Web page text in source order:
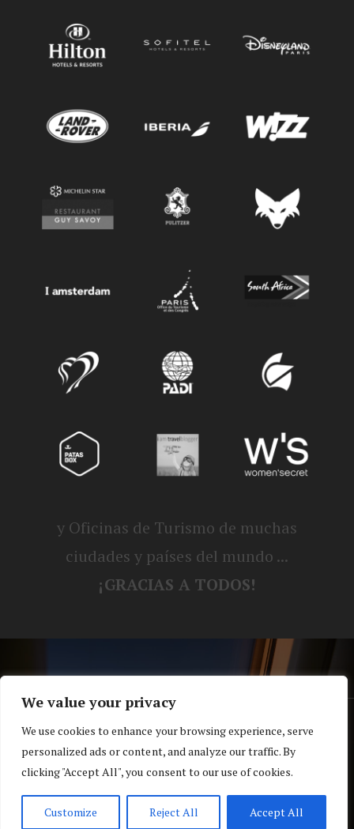
We value your privacy
We use cookies to enhance your browsing experience, serve
personalized ads or content, and analyze our traffic. By
clicking "Accept All", you consent to our use of cookies.
Customize Reject All Accept All
y Oficinas de Turismo de muchas
ciudades y países del mundo ...
¡GRACIAS A TODOS!
® Blog personal de Alex, Nerea, Turbo y
Koko |Política de privacidad y cookies
Top